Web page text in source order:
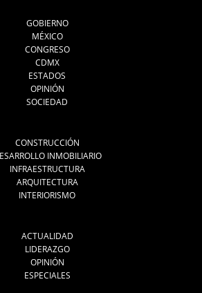
GOBIERNO
MÉXICO
CONGRESO
CDMX
ESTADOS
OPINIÓN
SOCIEDAD
CONSTRUCCIÓN
INMOBILIARIO
INFRAESTRUCTURA
ARQUITECTURA
INTERIORISMO
ACTUALIDAD
LIDERAZGO
OPINIÓN
ESPECIALES